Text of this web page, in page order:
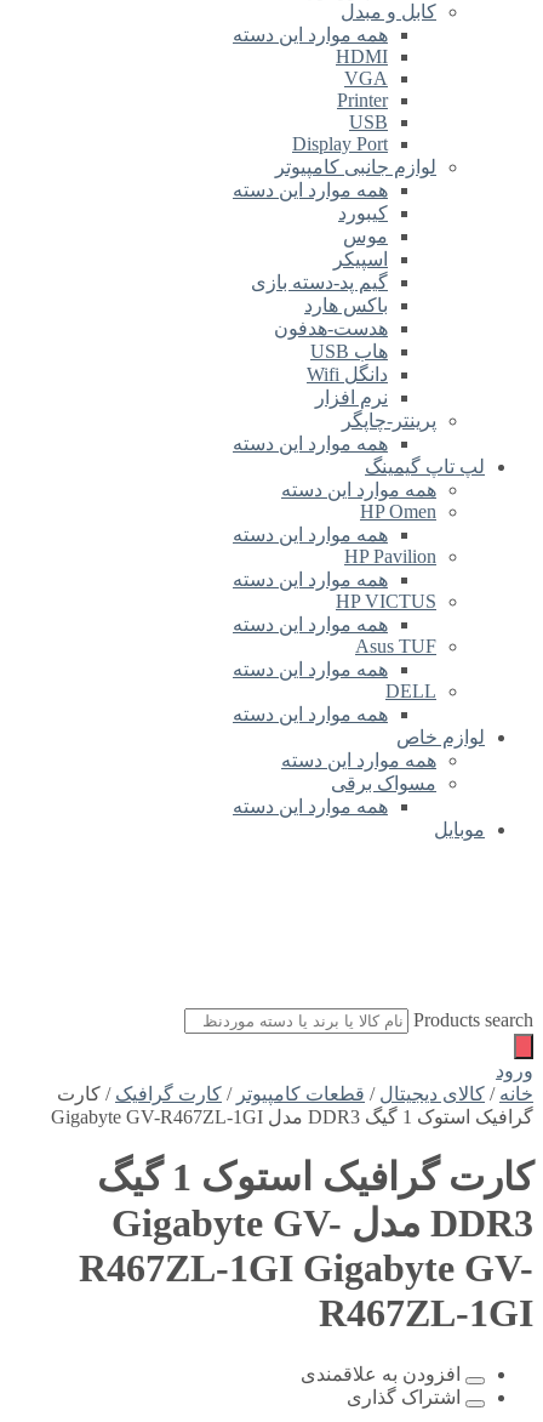
کابل و مبدل
همه موارد این دسته
HDMI
VGA
Printer
USB
Display Port
لوازم جانبی کامپیوتر
همه موارد این دسته
کیبورد
موس
اسپیکر
گیم پد-دسته بازی
باکس هارد
هدست-هدفون
هاب USB
دانگل Wifi
نرم افزار
پرینتر-چاپگر
همه موارد این دسته
لپ تاپ گیمینگ
همه موارد این دسته
HP Omen
همه موارد این دسته
HP Pavilion
همه موارد این دسته
HP VICTUS
همه موارد این دسته
Asus TUF
همه موارد این دسته
DELL
همه موارد این دسته
لوازم خاص
همه موارد این دسته
مسواک برقی
همه موارد این دسته
موبایل
Products search
ورود
خانه / کالای دیجیتال / قطعات کامپیوتر / کارت گرافیک / کارت
گرافیک استوک 1 گیگ DDR3 مدل Gigabyte GV-R467ZL-1GI
کارت گرافیک استوک 1 گیگ
DDR3 مدل Gigabyte GV-
R467ZL-1GI Gigabyte GV-
R467ZL-1GI
افزودن به علاقمندی
اشتراک گذاری